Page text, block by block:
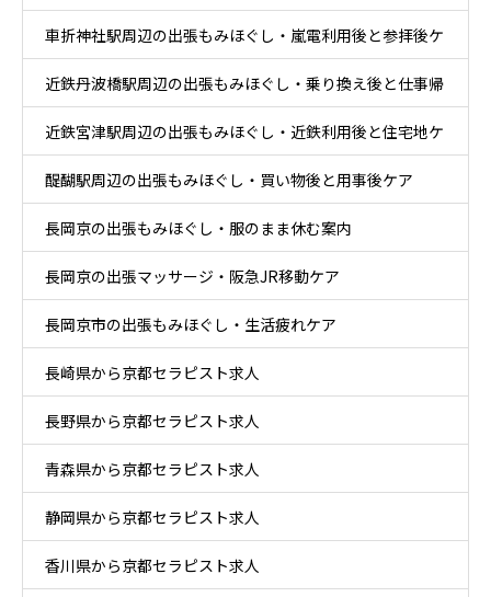
車折神社駅周辺の出張もみほぐし・嵐電利用後と参拝後ケ
ア
近鉄丹波橋駅周辺の出張もみほぐし・乗り換え後と仕事帰
りケア
近鉄宮津駅周辺の出張もみほぐし・近鉄利用後と住宅地ケ
ア
醍醐駅周辺の出張もみほぐし・買い物後と用事後ケア
長岡京の出張もみほぐし・服のまま休む案内
長岡京の出張マッサージ・阪急JR移動ケア
長岡京市の出張もみほぐし・生活疲れケア
長崎県から京都セラピスト求人
長野県から京都セラピスト求人
青森県から京都セラピスト求人
静岡県から京都セラピスト求人
香川県から京都セラピスト求人